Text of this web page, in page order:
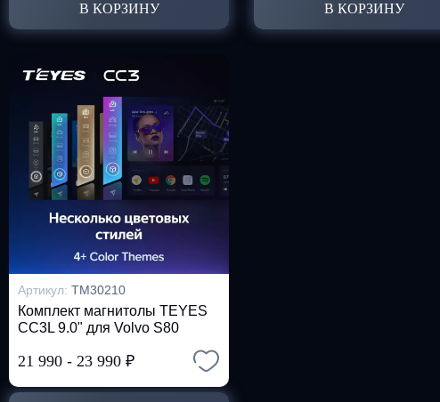
В КОРЗИНУ В КОРЗИНУ
Артикул: TM30210
Комплект магнитолы TEYES
CC3L 9.0" для Volvo S80
21 990 - 23 990 ₽